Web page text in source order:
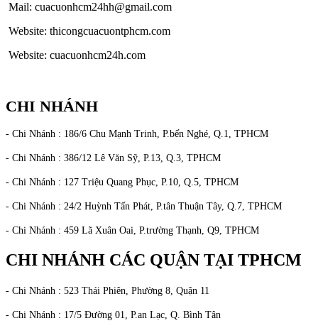
Mail: cuacuonhcm24hh@gmail.com
Website: thicongcuacuontphcm.com
Website: cuacuonhcm24h.com
CHI NHÁNH
- Chi Nhánh : 186/6 Chu Mạnh Trinh, P.bến Nghé, Q.1, TPHCM
- Chi Nhánh : 386/12 Lê Văn Sỹ, P.13, Q.3, TPHCM
- Chi Nhánh : 127 Triệu Quang Phục, P.10, Q.5, TPHCM
- Chi Nhánh : 24/2 Huỳnh Tấn Phát, P.tân Thuận Tây, Q.7, TPHCM
- Chi Nhánh : 459 Lã Xuân Oai, P.trường Thạnh, Q9, TPHCM
CHI NHÁNH CÁC QUẬN TẠI TPHCM
- Chi Nhánh : 523 Thái Phiên, Phường 8, Quận 11
- Chi Nhánh : 17/5 Đường 01, P.an Lạc, Q. Bình Tân